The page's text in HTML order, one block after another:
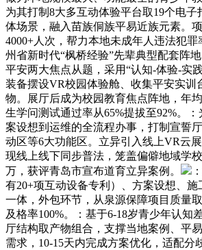
为其打制8大多互动体验平台取19个电
体场景，融入苗族侗族平易近族元素。
4000+人次，帮力本地未成年人违法犯罪
州省新时代“枫桥经验”先辈典型配套阵
平安两大焦点从题，采用“认知-体验-实
装备摆设VR校园体验舱、收集平安实训
物。展厅后成为校园教育焦点阵地，年
生学问测试通过率从65%提拔至92%。
案设想到运维的全流程办事，打制宣誓
动区等6大功能区。立异引入线上VR云
现线上线下同步普法，笼盖偏僻地域学
万，获评青岛市宣布道育立异案例。
有20+项互动设备专利）、方案设想、
一体，外包环节，从泉源保障项目质量
及格率100%。：基于6-18岁青少年认知
厅结构取产物组合，支撑当地案例、平
需求，10-15天内完成方案优化，适配分